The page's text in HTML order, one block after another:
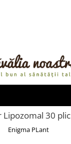
/ MIERE
Lipozomal 30 plic
Enigma PLant